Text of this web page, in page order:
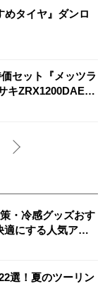
めタイヤ』ダンロ
セット『メッツラ
キZRX1200DAEG
・冷感グッズおす
適にする人気アイ
選！夏のツーリン